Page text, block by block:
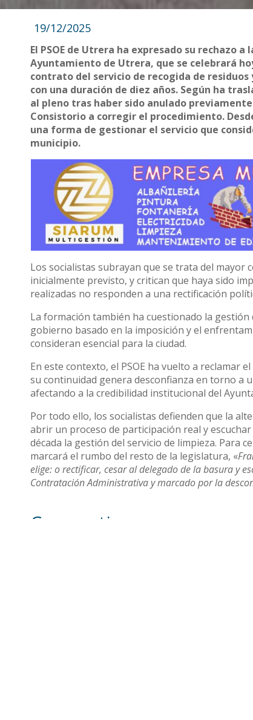
19/12/2025
El PSOE de Utrera ha expresado su rechazo
Ayuntamiento de Utrera, que se celebrará
contrato del servicio de recogida de
con una duración de diez años. Según ha
al pleno tras haber sido anulado
Consistorio a corregir el procedimiento.
una forma de gestionar el servicio que
municipio.
Los socialistas subrayan que se trata del
inicialmente previsto, y critican que haya sido
realizadas no responden a una rectificación
La formación también ha cuestionado la gestión
gobierno basado en la imposición y el
consideran esencial para la ciudad.
En este contexto, el PSOE ha vuelto a reclamar
su continuidad genera desconfianza en torno a
afectando a la credibilidad institucional del
Por todo ello, los socialistas defienden que la
abrir un proceso de participación real y
década la gestión del servicio de limpieza. Para
marcará el rumbo del resto de la legislatura, «
elige: o rectificar, cesar al delegado de la basura y
Contratación Administrativa y marcado por la
Compartir